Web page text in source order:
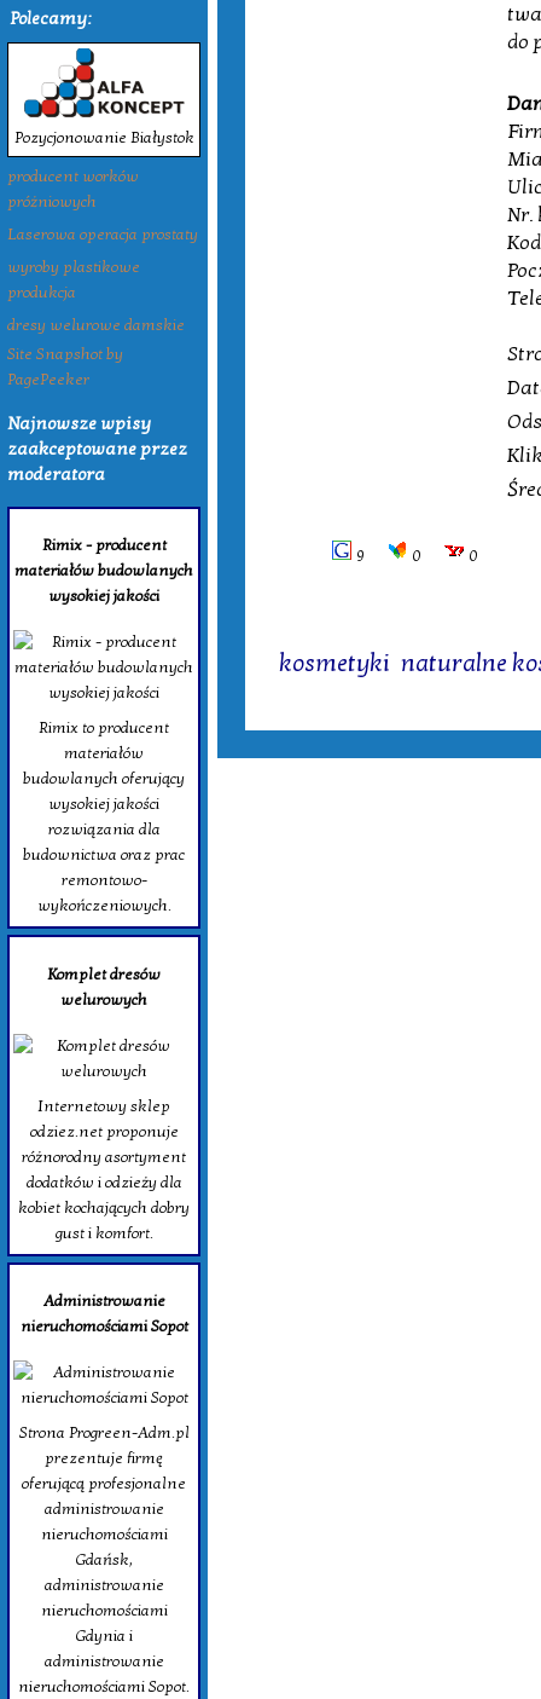
Polecamy:
Pozycjonowanie Białystok
producent worków
próżniowych
Laserowa operacja prostaty
wyroby plastikowe
produkcja
dresy welurowe damskie
Site Snapshot by
PagePeeker
Najnowsze wpisy
zaakceptowane przez
moderatora
Rimix - producent
materiałów budowlanych
wysokiej jakości
Rimix to producent
materiałów
budowlanych oferujący
wysokiej jakości
rozwiązania dla
budownictwa oraz prac
remontowo-
wykończeniowych.
Komplet dresów
welurowych
Internetowy sklep
odziez.net proponuje
różnorodny asortyment
dodatków i odzieży dla
kobiet kochających dobry
gust i komfort.
Administrowanie
nieruchomościami Sopot
Strona Progreen-Adm.pl
prezentuje firmę
oferującą profesjonalne
administrowanie
nieruchomościami
Gdańsk,
administrowanie
nieruchomościami
Gdynia i
administrowanie
nieruchomościami Sopot.
do
Nr.
9 0 0
kosmetyki naturalne